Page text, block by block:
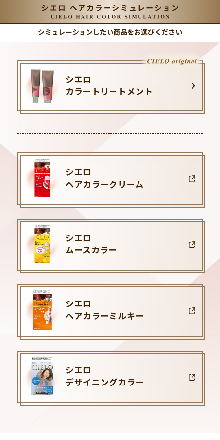
シミュレーションしたい商品をお選びください
シエロ
カラートリートメント
シエロ
ヘアカラークリーム
シエロ
ムースカラー
シエロ
ヘアカラーミルキー
シエロ
デザイニングカラー